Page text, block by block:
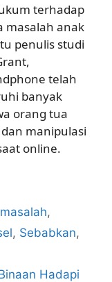
terhadap
masalah anak
penulis studi
telah
banyak
orang tua
manipulasi
online.
masalah,
, Sebabkan,
Hadapi